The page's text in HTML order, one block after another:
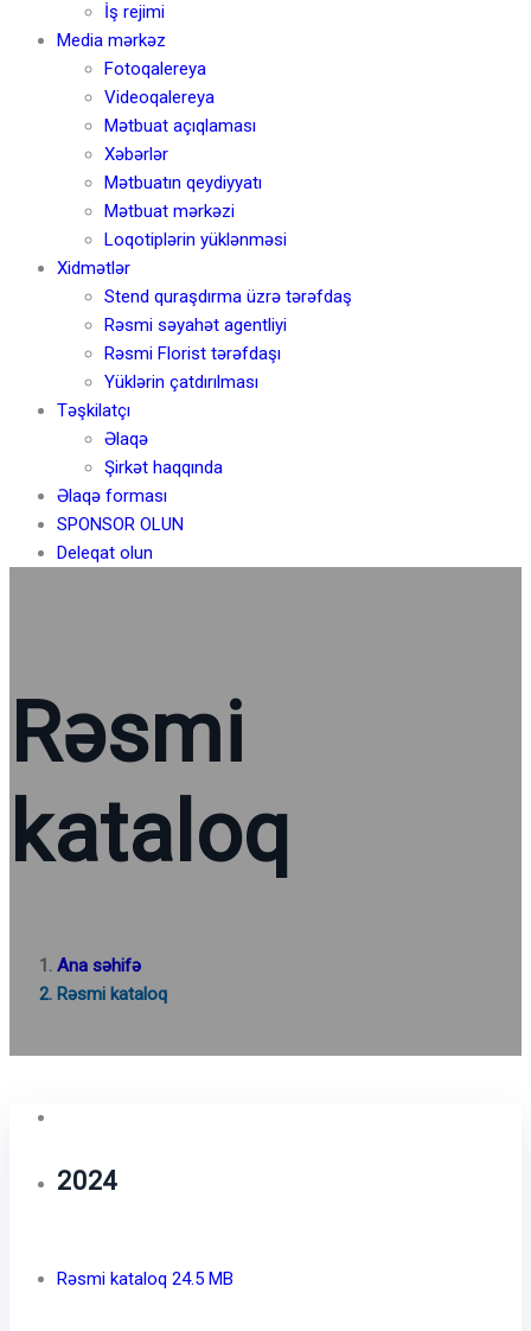
İş rejimi
Media mərkəz
Fotoqalereya
Videoqalereya
Mətbuat açıqlaması
Xəbərlər
Mətbuatın qeydiyyatı
Mətbuat mərkəzi
Loqotiplərin yüklənməsi
Xidmətlər
Stend quraşdırma üzrə tərəfdaş
Rəsmi səyahət agentliyi
Rəsmi Florist tərəfdaşı
Yüklərin çatdırılması
Təşkilatçı
Əlaqə
Şirkət haqqında
Əlaqə forması
SPONSOR OLUN
Deleqat olun
Rəsmi
kataloq
Ana səhifə
Rəsmi kataloq
2024
Rəsmi kataloq 24.5 MB